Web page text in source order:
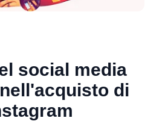
social media
di